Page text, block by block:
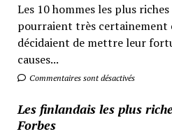
Les 10 hommes les plus
pourraient très certainement
décidaient de mettre leur
causes...
Commentaires sont désactivés
Les finlandais les plus
Forbes